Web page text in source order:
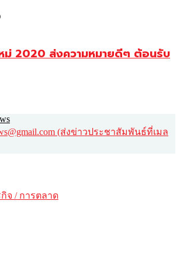
ม่ 2020 ส่งความหมายดีๆ ต้อนรับ
(ส่งข่าวประชาสัมพันธ์ที่เมล
จ / การตลาด